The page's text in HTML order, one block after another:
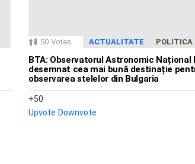
50 Votes ACTUALITATE POLITICA
BTA: Observatorul Astronomic Național
desemnat cea mai bună destinație
observarea stelelor din Bulgaria
50
Upvote Downvote